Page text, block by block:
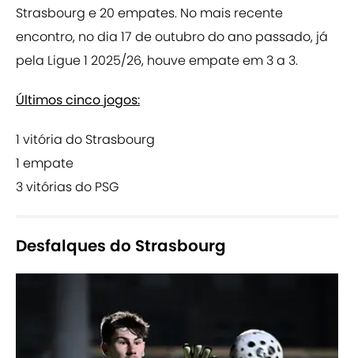
Strasbourg e 20 empates. No mais recente
encontro, no dia 17 de outubro do ano passado, já
pela Ligue 1 2025/26, houve empate em 3 a 3.
Últimos cinco jogos:
1 vitória do Strasbourg
1 empate
3 vitórias do PSG
Desfalques do Strasbourg